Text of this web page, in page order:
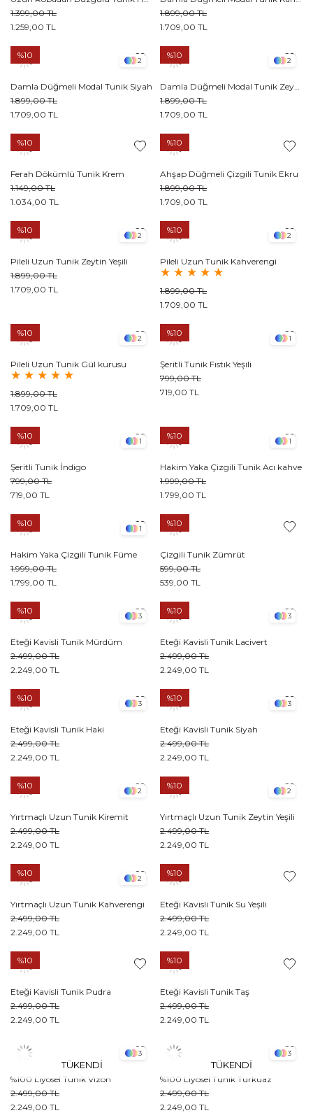
1.259,00 TL
1.399,00 TL
1.709,00 TL
1.899,00 TL
2
Damla Düğmeli Modal Tunik Siyah
1.709,00 TL
1.899,00 TL
%10
2
1.709,00 TL
1.899,00 TL
%10
Ferah Dökümlü Tunik Krem
1.034,00 TL
1.149,00 TL
%10
Ahşap Düğmeli Çizgili Tunik Ekru
1.709,00 TL
1.899,00 TL
%10
2
Pileli Uzun Tunik Zeytin Yeşili
1.709,00 TL
1.899,00 TL
%10
2
Pileli Uzun Tunik Kahverengi
★ ★ ★ ★ ★
1.709,00 TL
1.899,00 TL
%10
2
Pileli Uzun Tunik Gül kurusu
★ ★ ★ ★ ★
1.709,00 TL
1.899,00 TL
%10
1
Şeritli Tunik Fıstık Yeşili
719,00 TL
799,00 TL
%10
1
Şeritli Tunik İndigo
719,00 TL
799,00 TL
%10
1
Hakim Yaka Çizgili Tunik Acı kahve
1.799,00 TL
1.999,00 TL
%10
1
Hakim Yaka Çizgili Tunik Füme
1.799,00 TL
1.999,00 TL
%10
Çizgili Tunik Zümrüt
539,00 TL
599,00 TL
%10
3
Eteği Kavisli Tunik Mürdüm
2.249,00 TL
2.499,00 TL
%10
3
Eteği Kavisli Tunik Lacivert
2.249,00 TL
2.499,00 TL
%10
3
Eteği Kavisli Tunik Haki
2.249,00 TL
2.499,00 TL
%10
3
Eteği Kavisli Tunik Siyah
2.249,00 TL
2.499,00 TL
%10
2
Yırtmaçlı Uzun Tunik Kiremit
2.249,00 TL
2.499,00 TL
%10
2
Yırtmaçlı Uzun Tunik Zeytin Yeşili
2.249,00 TL
2.499,00 TL
%10
2
Yırtmaçlı Uzun Tunik Kahverengi
2.249,00 TL
2.499,00 TL
%10
Eteği Kavisli Tunik Su Yeşili
2.249,00 TL
2.499,00 TL
%10
Eteği Kavisli Tunik Pudra
2.249,00 TL
2.499,00 TL
%10
Eteği Kavisli Tunik Taş
2.249,00 TL
2.499,00 TL
%10
TÜKENDI
3
%100 Liyosel Tunik Vizon
2.249,00 TL
2.499,00 TL
TÜKENDI
3
%100 Liyosel Tunik Turkuaz
2.249,00 TL
2.499,00 TL